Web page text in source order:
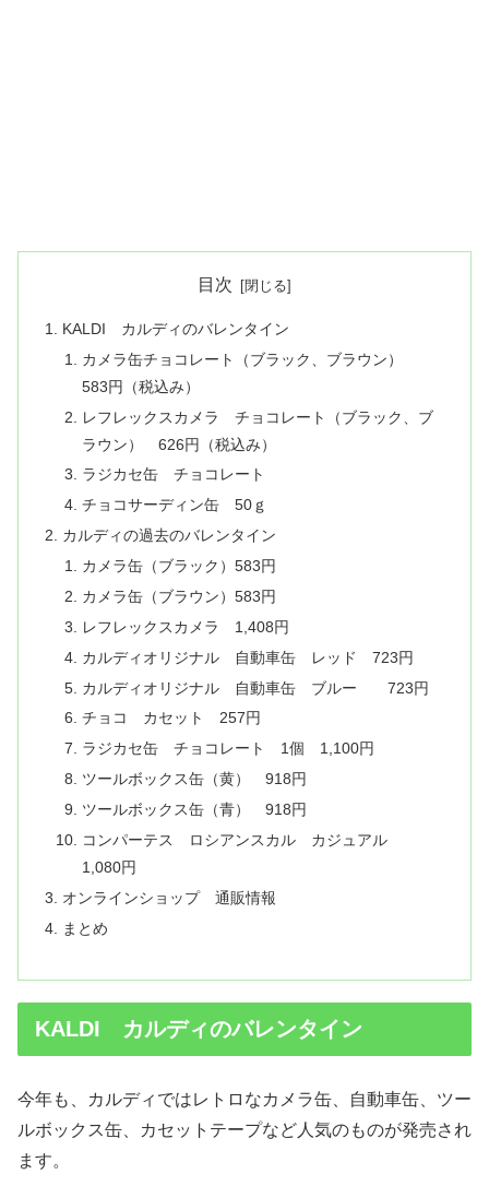
目次
KALDI カルディのバレンタイン
カメラ缶チョコレート（ブラック、ブラウン）
583円（税込み）
レフレックスカメラ チョコレート（ブラック、ブ
ラウン） 626円（税込み）
ラジカセ缶 チョコレート
チョコサーディン缶 50ｇ
カルディの過去のバレンタイン
カメラ缶（ブラック）583円
カメラ缶（ブラウン）583円
レフレックスカメラ 1,408円
カルディオリジナル 自動車缶 レッド 723円
カルディオリジナル 自動車缶 ブルー 723円
チョコ カセット 257円
ラジカセ缶 チョコレート 1個 1,100円
ツールボックス缶（黄） 918円
ツールボックス缶（青） 918円
コンパーテス ロシアンスカル カジュアル
1,080円
オンラインショップ 通販情報
まとめ
KALDI カルディのバレンタイン
今年も、カルディではレトロなカメラ缶、自動車缶、ツー
ルボックス缶、カセットテープなど人気のものが発売され
ます。